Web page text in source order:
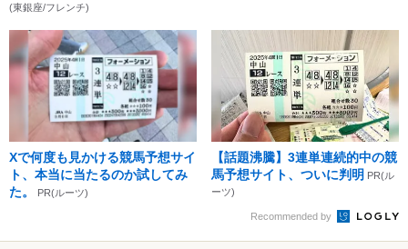
(東銀座/フレンチ)
Xで何度も見かける競馬予想サイ
ト、本当に当たるのか試してみ
た。
PR(ルーツ)
【話題沸騰】3連単連続的中の競
馬予想サイト、ついに判明 PR(ル
ーツ)
Recommended by